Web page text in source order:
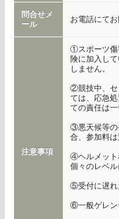
問合せメ
ール
お電話にてお
注意事項
①スポーツ傷
険に加入し
しません。
②競技中、セ
ては、応急
ての責任は一
③悪天候等の
合、参加料は
④ヘルメット
個々のレベル
⑤受付に遅れ
⑥一般ゲレン